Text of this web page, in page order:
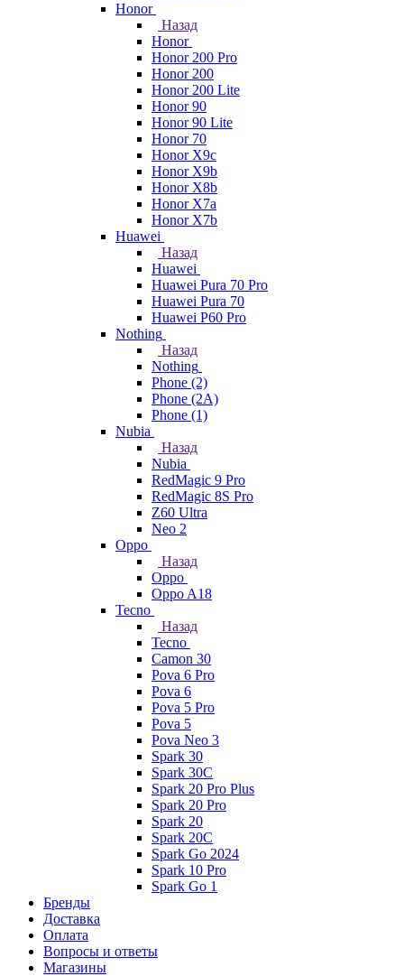
Honor
Назад
Honor
Honor 200 Pro
Honor 200
Honor 200 Lite
Honor 90
Honor 90 Lite
Honor 70
Honor X9c
Honor X9b
Honor X8b
Honor X7a
Honor X7b
Huawei
Назад
Huawei
Huawei Pura 70 Pro
Huawei Pura 70
Huawei P60 Pro
Nothing
Назад
Nothing
Phone (2)
Phone (2A)
Phone (1)
Nubia
Назад
Nubia
RedMagic 9 Pro
RedMagic 8S Pro
Z60 Ultra
Neo 2
Oppo
Назад
Oppo
Oppo A18
Tecno
Назад
Tecno
Camon 30
Pova 6 Pro
Pova 6
Pova 5 Pro
Pova 5
Pova Neo 3
Spark 30
Spark 30C
Spark 20 Pro Plus
Spark 20 Pro
Spark 20
Spark 20C
Spark Go 2024
Spark 10 Pro
Spark Go 1
Бренды
Доставка
Оплата
Вопросы и ответы
Магазины